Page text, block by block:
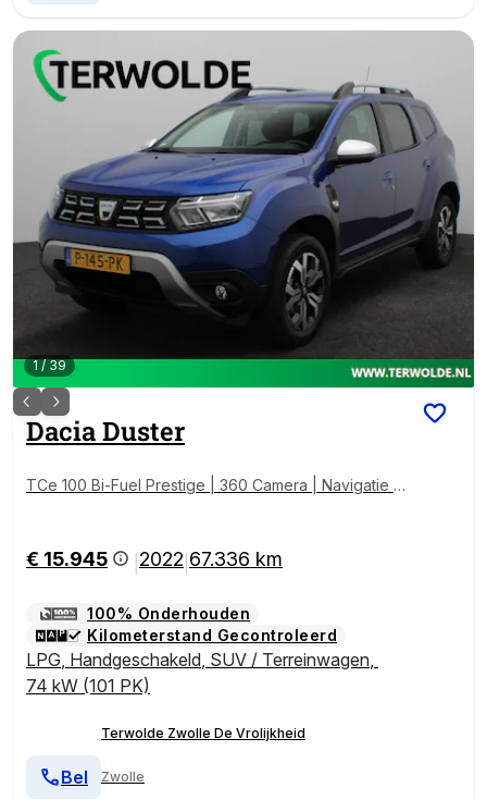
1 / 39
DaciaDuster
TCe 100 Bi-Fuel Prestige | 360 Camera | Navigatie |
€ 15.945 2022 67.336 km
100% Onderhouden
Kilometerstand Gecontroleerd
LPG, Handgeschakeld, SUV / Terreinwagen,
74 kW (101 PK)
Terwolde Zwolle De Vrolijkheid
Zwolle
Bel